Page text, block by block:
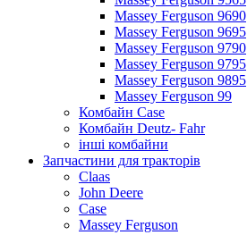
Massey Ferguson 9690
Massey Ferguson 9695
Massey Ferguson 9790
Massey Ferguson 9795
Massey Ferguson 9895
Massey Ferguson 99
Комбайн Case
Комбайн Deutz- Fahr
інші комбайни
Запчастини для тракторів
Claas
John Deere
Case
Massey Ferguson